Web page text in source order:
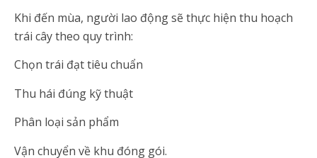
Khi đến mùa, người lao động sẽ thực hiện thu hoạch
trái cây theo quy trình:
Chọn trái đạt tiêu chuẩn
Thu hái đúng kỹ thuật
Phân loại sản phẩm
Vận chuyển về khu đóng gói.